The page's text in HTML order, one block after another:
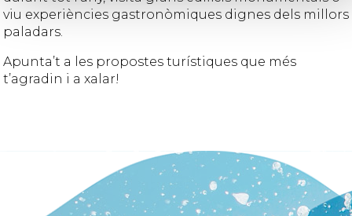
viu experiències gastronòmiques dignes dels millors
paladars.
Apunta’t a les propostes turístiques que més
t’agradin i a xalar!